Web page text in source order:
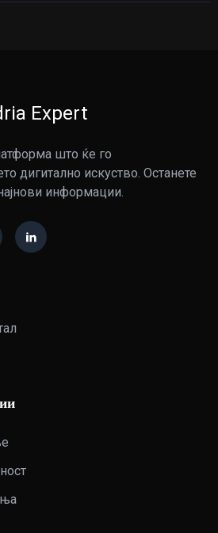
Expert
што ќе го
дигитално искуство. Останете
информации.